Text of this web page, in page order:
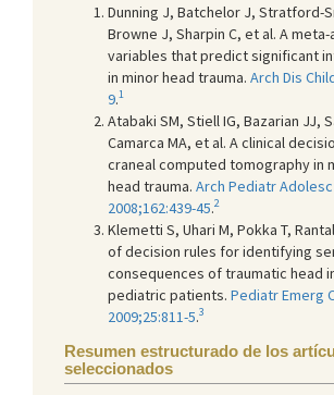
Dunning J, Batchelor J, Stratford-
Browne J, Sharpin C, et al. A
variables that predict significant
in minor head trauma. Arch Dis
9.1
Atabaki SM, Stiell IG, Bazarian JJ,
Camarca MA, et al. A clinical
craneal computed tomography in
head trauma. Arch Pediatr
2008;162:439-45.2
Klemetti S, Uhari M, Pokka T,
of decision rules for identifying
consequences of traumatic head
pediatric patients. Pediatr Emerg
2009;25:811-5.3
Resumen estructurado de los
seleccionados